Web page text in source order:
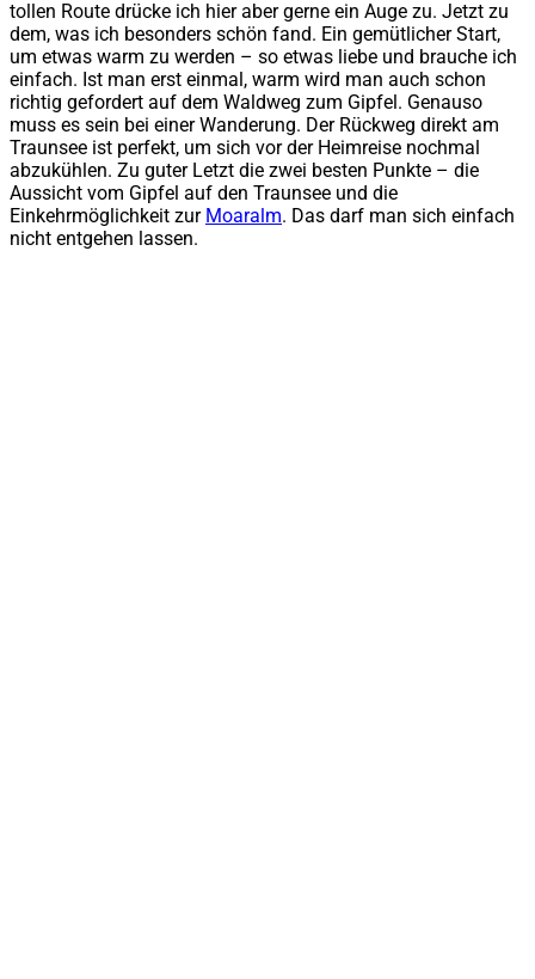
tollen Route drücke ich hier aber gerne ein Auge zu. Jetzt zu
dem, was ich besonders schön fand. Ein gemütlicher Start,
um etwas warm zu werden – so etwas liebe und brauche ich
einfach. Ist man erst einmal, warm wird man auch schon
richtig gefordert auf dem Waldweg zum Gipfel. Genauso
muss es sein bei einer Wanderung. Der Rückweg direkt am
Traunsee ist perfekt, um sich vor der Heimreise nochmal
abzukühlen. Zu guter Letzt die zwei besten Punkte – die
Aussicht vom Gipfel auf den Traunsee und die
Einkehrmöglichkeit zur Moaralm. Das darf man sich einfach
nicht entgehen lassen.